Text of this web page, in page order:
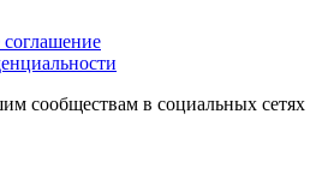
соглашение
сообществам в социальных сетях